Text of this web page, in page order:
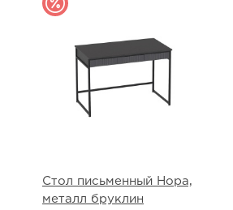
Стол письменный Нора,
металл бруклин